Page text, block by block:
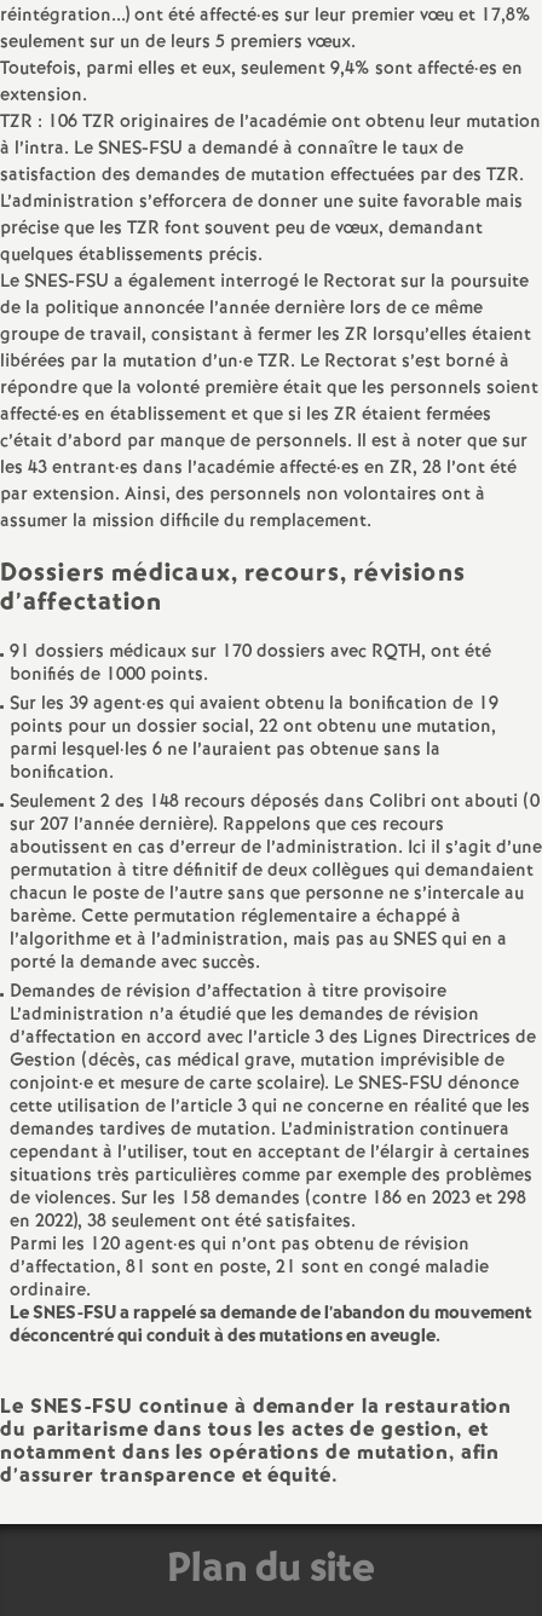
réintégration...) ont été affecté·es sur leur premier vœu et 17,8%
seulement sur un de leurs 5 premiers vœux.
Toutefois, parmi elles et eux, seulement 9,4% sont affecté·es en
extension.
TZR : 106 TZR originaires de l’académie ont obtenu leur mutation
à l’intra. Le SNES-FSU a demandé à connaître le taux de
satisfaction des demandes de mutation effectuées par des TZR.
L’administration s’efforcera de donner une suite favorable mais
précise que les TZR font souvent peu de vœux, demandant
quelques établissements précis.
Le SNES-FSU a également interrogé le Rectorat sur la poursuite
de la politique annoncée l’année dernière lors de ce même
groupe de travail, consistant à fermer les ZR lorsqu’elles étaient
libérées par la mutation d’un·e TZR. Le Rectorat s’est borné à
répondre que la volonté première était que les personnels soient
affecté·es en établissement et que si les ZR étaient fermées
c’était d’abord par manque de personnels. Il est à noter que sur
les 43 entrant·es dans l’académie affecté·es en ZR, 28 l’ont été
par extension. Ainsi, des personnels non volontaires ont à
assumer la mission difficile du remplacement.
Dossiers médicaux, recours, révisions
d’affectation
91 dossiers médicaux sur 170 dossiers avec RQTH, ont été
bonifiés de 1000 points.
Sur les 39 agent·es qui avaient obtenu la bonification de 19
points pour un dossier social, 22 ont obtenu une mutation,
parmi lesquel·les 6 ne l’auraient pas obtenue sans la
bonification.
Seulement 2 des 148 recours déposés dans Colibri ont abouti (0
sur 207 l’année dernière). Rappelons que ces recours
aboutissent en cas d’erreur de l’administration. Ici il s’agit d’une
permutation à titre définitif de deux collègues qui demandaient
chacun le poste de l’autre sans que personne ne s’intercale au
barème. Cette permutation réglementaire a échappé à
l’algorithme et à l’administration, mais pas au SNES qui en a
porté la demande avec succès.
Demandes de révision d’affectation à titre provisoire
L’administration n’a étudié que les demandes de révision
d’affectation en accord avec l’article 3 des Lignes Directrices de
Gestion (décès, cas médical grave, mutation imprévisible de
conjoint·e et mesure de carte scolaire). Le SNES-FSU dénonce
cette utilisation de l’article 3 qui ne concerne en réalité que les
demandes tardives de mutation. L’administration continuera
cependant à l’utiliser, tout en acceptant de l’élargir à certaines
situations très particulières comme par exemple des problèmes
de violences. Sur les 158 demandes (contre 186 en 2023 et 298
en 2022), 38 seulement ont été satisfaites.
Parmi les 120 agent·es qui n’ont pas obtenu de révision
d’affectation, 81 sont en poste, 21 sont en congé maladie
ordinaire.
Le SNES-FSU a rappelé sa demande de l’abandon du mouvement
déconcentré qui conduit à des mutations en aveugle.
Le SNES-FSU continue à demander la restauration
du paritarisme dans tous les actes de gestion, et
notamment dans les opérations de mutation, afin
d’assurer transparence et équité.
Plan du site